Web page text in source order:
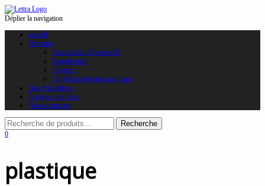
Déplier la navigation
accueil
Boutique
Autocollant / Alupanel®
Signalisation
Vignette
Vinyle magnétique pour auto
Nos réalisations
À propos de nous
Nous contacter
0
plastique